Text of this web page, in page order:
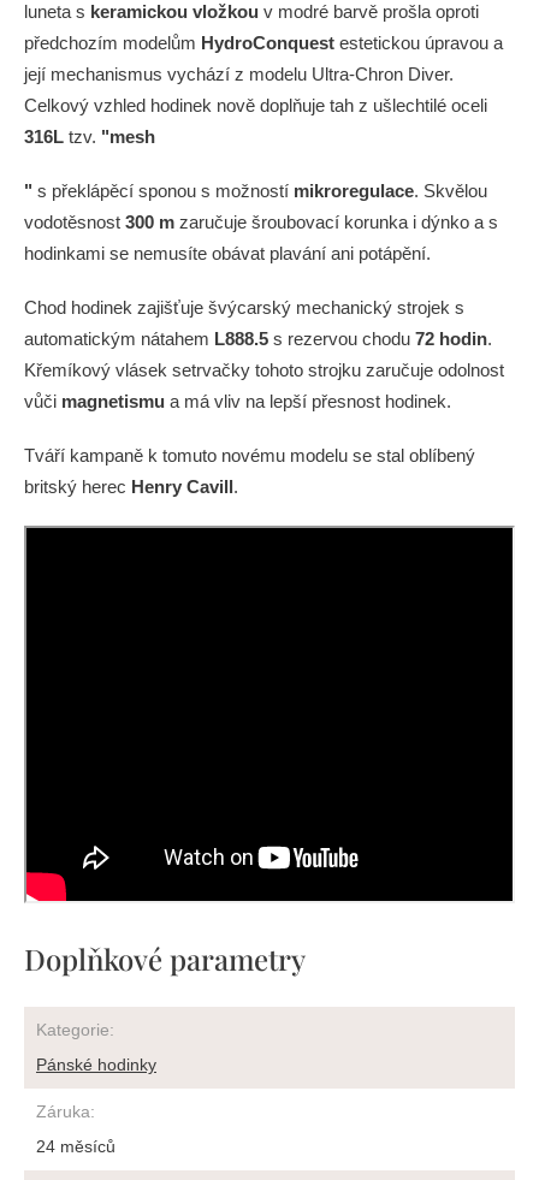
luneta s keramickou vložkou v modré barvě prošla oproti
předchozím modelům HydroConquest estetickou úpravou a
její mechanismus vychází z modelu Ultra-Chron Diver.
Celkový vzhled hodinek nově doplňuje tah z ušlechtilé oceli
316L tzv. "mesh
" s překlápěcí sponou s možností mikroregulace. Skvělou
vodotěsnost 300 m zaručuje šroubovací korunka i dýnko a s
hodinkami se nemusíte obávat plavání ani potápění.
Chod hodinek zajišťuje švýcarský mechanický strojek s
automatickým nátahem L888.5 s rezervou chodu 72 hodin.
Křemíkový vlásek setrvačky tohoto strojku zaručuje odolnost
vůči magnetismu a má vliv na lepší přesnost hodinek.
Tváří kampaně k tomuto novému modelu se stal oblíbený
britský herec Henry Cavill.
Doplňkové parametry
Kategorie:
Pánské hodinky
Záruka:
24 měsíců